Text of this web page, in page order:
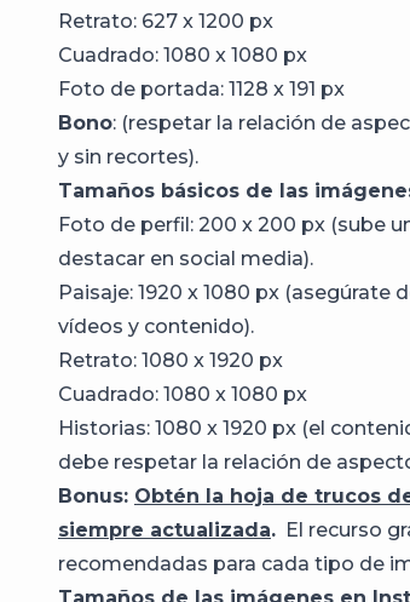
Retrato: 627 x 1200 px
Cuadrado: 1080 x 1080 px
Foto de portada: 1128 x 191 px
Bono: (respetar la relación de
y sin recortes).
Tamaños básicos de las
Foto de perfil: 200 x 200 px (sube
destacar en social media).
Paisaje: 1920 x 1080 px
vídeos y contenido).
Retrato: 1080 x 1920 px
Cuadrado: 1080 x 1080 px
Historias: 1080 x 1920 px (el
debe respetar la relación de
Bonus: Obtén la hoja de trucos
siempre actualizada. El recurso
recomendadas para cada tipo de